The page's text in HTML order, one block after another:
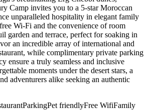
Camp invites you to a 5-star Moroccan
unparalleled hospitality in elegant family
Wi-Fi and the convenience of room
garden and terrace, perfect for soaking in
an incredible array of international and
while complimentary private parking
ensure a truly seamless and inclusive
moments under the desert stars, a
adventurers alike seeking an authentic
ParkingPet friendlyFree WifiFamily